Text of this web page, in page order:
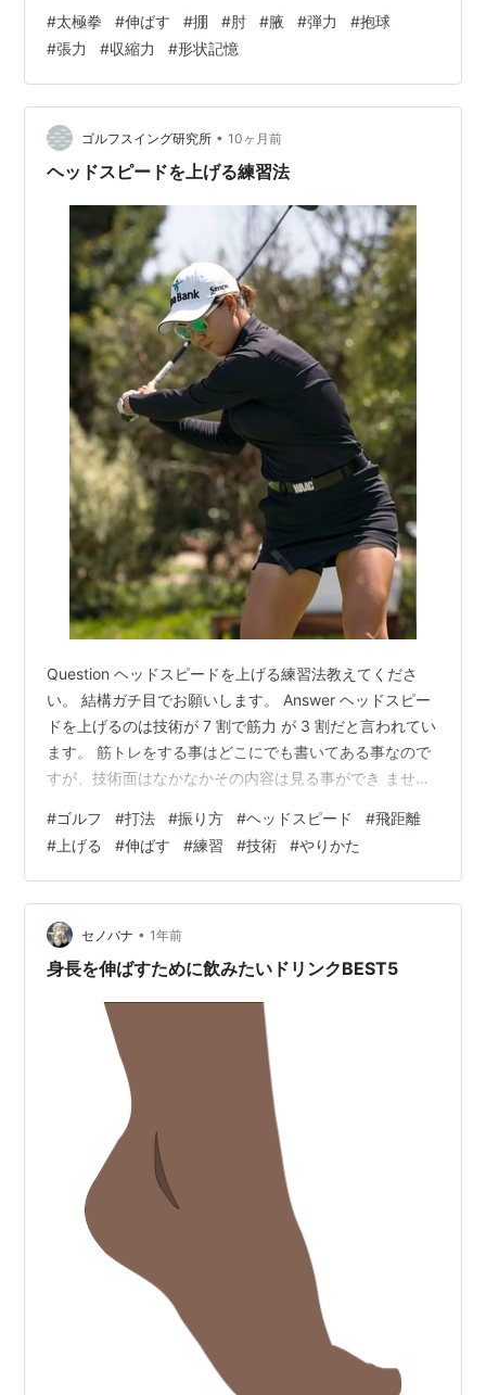
蒸発してしまわない様に、皮/膜を作って通常位置から縮
む方向にだけ働こうとしている。それを意識的にちょっ
との時間だけ、伸ばす方向に働かしてやる。そして大気
中から生命力/気/エネルギーを目一杯取り込んで、はち切
れんばかりに、パンパンになった身体を感じてから、全
身を解放する。これが気持ち良い。 太極拳…
#太極拳 #伸ばす #掤 #肘 #腋 #弾力 #抱球
#張力 #収縮力 #形状記憶
ゴルフスイング研究所 • 10ヶ月前
ヘッドスピードを上げる練習法
Question ヘッドスピードを上げる練習法教えてくださ
い。 結構ガチ目でお願いします。 Answer ヘッドスピー
ドを上げるのは技術が 7 割で筋力 が 3 割だと言われてい
ます。 筋トレをする事はどこにでも書いてある事なので
すが、技術面はなかなかその内容は見る事ができ ません
を見ても良く理解でき ず、また解説文を読んでもなかな
かイメージと繋 がらなかったりと、レッスンなどで行う
分解ドリ ルやなぞり、撮影しながら同じ形を作るなどの
細 かい指導がないとかなり高度な技法は習得できま せ
ん。 飛ばしの技はタイガー打法では恐らく 15 種類ほ …
#ゴルフ #打法 #振り方 #ヘッドスピード #飛距離
# 上げる #伸ばす #練習 #技術 #やりかた
セノバナ • 1年前
身長を伸ばすために飲みたいドリンクBEST5